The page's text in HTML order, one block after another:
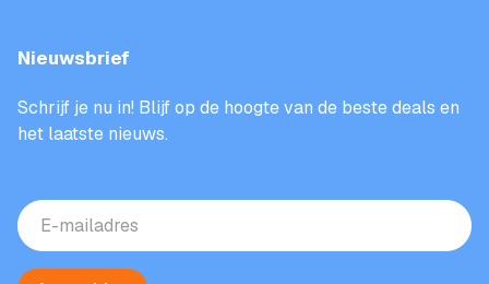
Nieuwsbrief
Schrijf je nu in! Blijf op de hoogte van de beste deals en
het laatste nieuws.
E-
mailadres